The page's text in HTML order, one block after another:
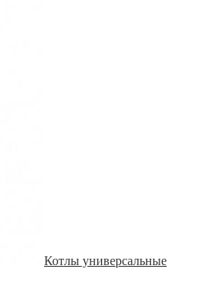
Котлы универсальные